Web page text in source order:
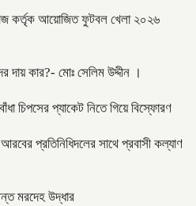
কর্তৃক আয়োজিত ফুটবল খেলা ২০২৬
দায় কার?- মোঃ সেলিম উদ্দীন ।
চিপসের প্যাকেট নিতে গিয়ে বিস্ফোরণ
প্রতিনিধিদলের সাথে প্রবাসী কল্যাণ
মরদেহ উদ্ধার